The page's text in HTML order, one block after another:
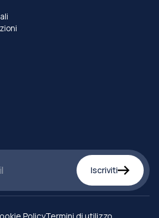
Iscriviti
PolicyTermini di utilizzo